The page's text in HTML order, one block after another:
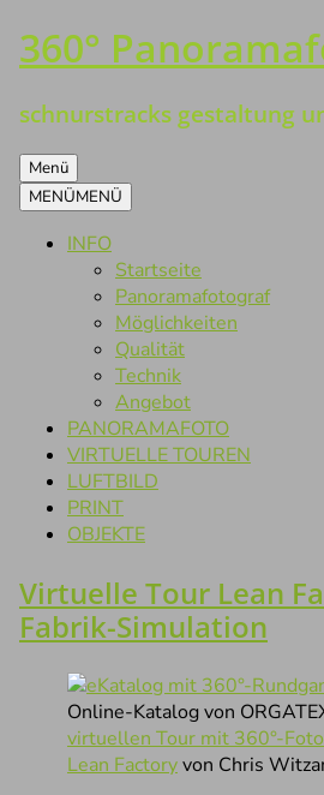
Zum
Inhalt
360°
schnurstracks gestaltung
Menü
MENÜMENÜ
INFO
Startseite
Panoramafotograf
Möglichkeiten
Qualität
Technik
Angebot
PANORAMAFOTO
VIRTUELLE TOUREN
LUFTBILD
PRINT
OBJEKTE
Virtuelle Tour Lean
Fabrik-Simulation
Online-Katalog von
virtuellen Tour mit 360°-
Lean Factoryvon Chris